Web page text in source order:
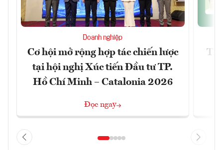
Doanh nghiệp
Cơ hội mở rộng hợp tác chiến lược
tại hội nghị Xúc tiến Đầu tư TP.
Hồ Chí Minh – Catalonia 2026
Đọc ngay
Thị